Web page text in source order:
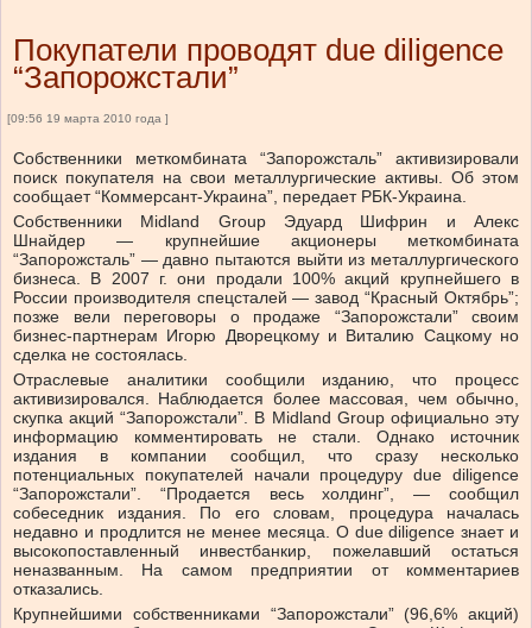
Покупатели проводят due diligence
“Запорожстали”
[09:56 19 марта 2010 года ]
Собственники меткомбината “Запорожсталь” активизировали
поиск покупателя на свои металлургические активы. Об этом
сообщает “Коммерсант-Украина”, передает РБК-Украина.
Собственники Midland Group Эдуард Шифрин и Алекс
Шнайдер — крупнейшие акционеры меткомбината
“Запорожсталь” — давно пытаются выйти из металлургического
бизнеса. В 2007 г. они продали 100% акций крупнейшего в
России производителя спецсталей — завод “Красный Октябрь”;
позже вели переговоры о продаже “Запорожстали” своим
бизнес-партнерам Игорю Дворецкому и Виталию Сацкому но
сделка не состоялась.
Отраслевые аналитики сообщили изданию, что процесс
активизировался. Наблюдается более массовая, чем обычно,
скупка акций “Запорожстали”. В Midland Group официально эту
информацию комментировать не стали. Однако источник
издания в компании сообщил, что сразу несколько
потенциальных покупателей начали процедуру due diligence
“Запорожстали”. “Продается весь холдинг”, — сообщил
собеседник издания. По его словам, процедура началась
недавно и продлится не менее месяца. О due diligence знает и
высокопоставленный инвестбанкир, пожелавший остаться
неназванным. На самом предприятии от комментариев
отказались.
Крупнейшими собственниками “Запорожстали” (96,6% акций)